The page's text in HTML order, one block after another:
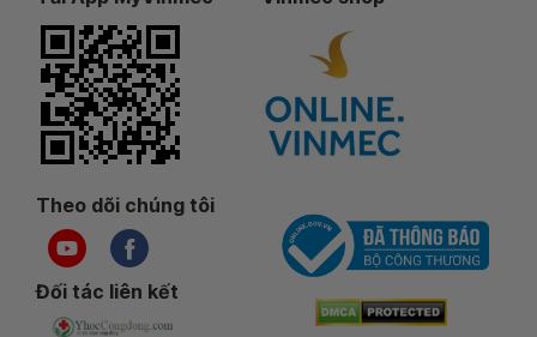
Theo dõi chúng tôi
Đối tác liên kết